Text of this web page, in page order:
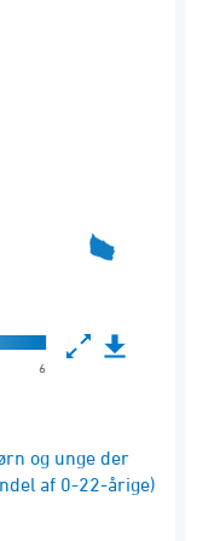
og unge der
af 0-22-årige)